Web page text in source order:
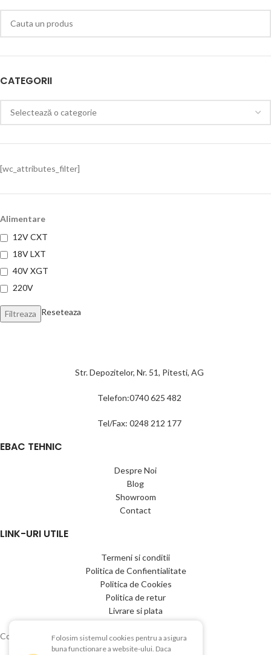
CATEGORII
[wc_attributes_filter]
Alimentare
12V CXT
18V LXT
40V XGT
220V
Filtreaza Reseteaza
Str. Depozitelor, Nr. 51, Pitesti, AG
Telefon:0740 625 482
Tel/Fax: 0248 212 177
EBAC TEHNIC
Despre Noi
Blog
Showroom
Contact
LINK-URI UTILE
Termeni si conditii
Politica de Confientialitate
Politica de Cookies
Politica de retur
Livrare si plata
Copyright © 2015-2025 EBAC TEHNIC
Folosim sistemul cookies pentru a asigura
buna functionare a website-ului. Daca